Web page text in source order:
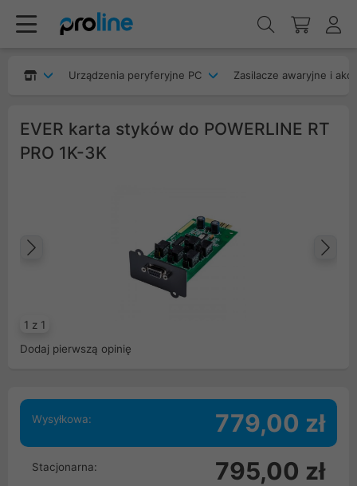
Urządzenia peryferyjne PC Zasilacze awaryjne i
EVER karta styków do POWERLINE RT
PRO 1K-3K
1 z 1
Poprzedni
Dodaj pierwszą opinię
Wysyłkowa: 779,00 zł
Stacjonarna: 795,00 zł